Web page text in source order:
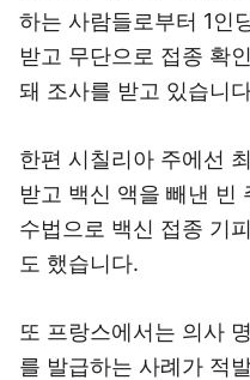
하는 사람들로부터 1인
받고 무단으로 접종 확
돼 조사를 받고 있습니
한편 시칠리아 주에선
받고 백신 액을 빼낸 빈
수법으로 백신 접종 기
도 했습니다.
또 프랑스에서는 의사
를 발급하는 사례가 적